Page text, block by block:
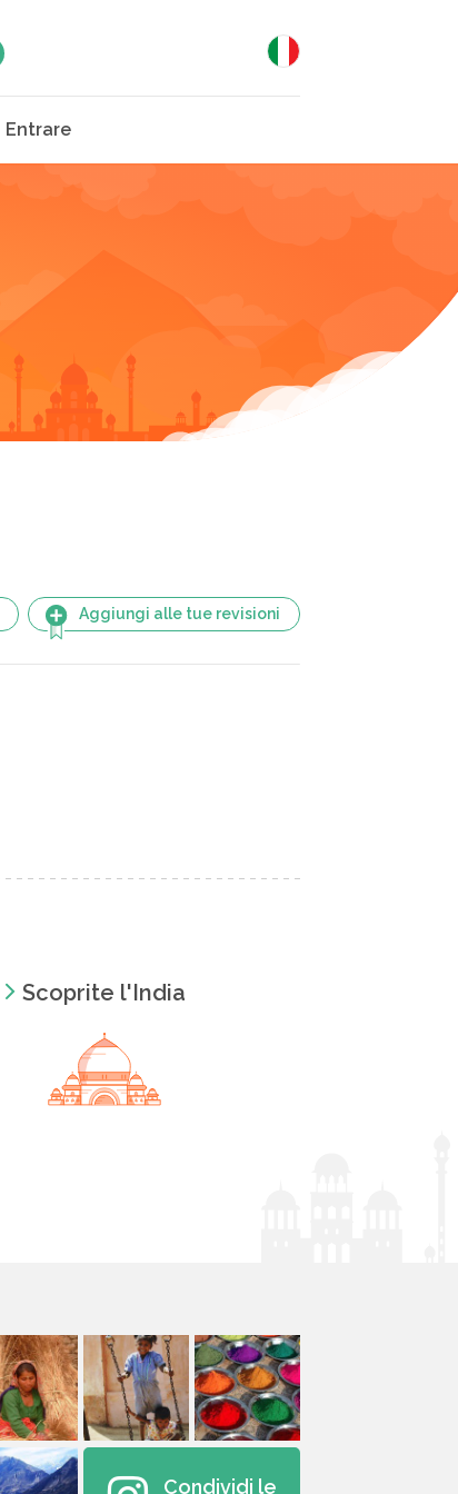
Entrare
Aggiungi alle tue revisioni
Scoprite l'India
Condividi le